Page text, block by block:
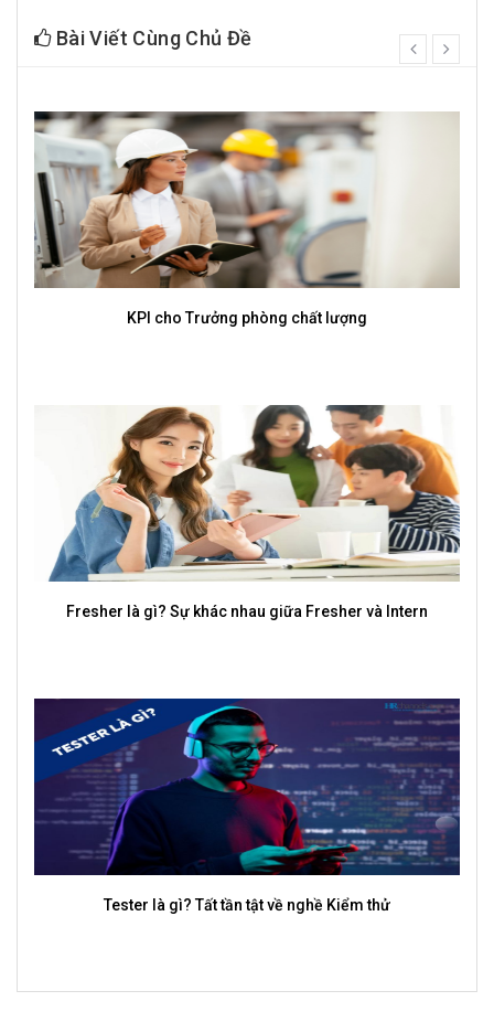
Bài Viết Cùng Chủ Đề
Kỹ sư tự động hoá: Công việc, mức lương và cơ hội nghề
prev